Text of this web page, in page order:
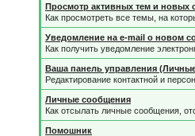
Просмотр активных тем и новых
Как просмотреть все темы, на
Уведомление на е-mail о новом
Как получить уведомление
Ваша панель управления
Редактирование контактной и
Личные сообщения
Как отсылать личные сообщения,
Помошник